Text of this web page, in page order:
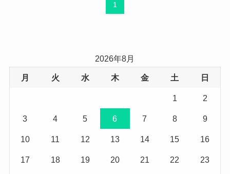
1
2026年8月
月 火 水 木 金 土 日
1 2
3 4 5 6 7 8 9
10 11 12 13 14 15 16
17 18 19 20 21 22 23